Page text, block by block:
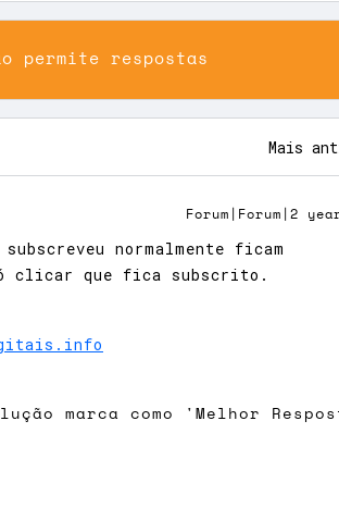
permite respostas
Mais
Forum|Forum|2
normalmente ficam
clicar que fica subscrito.
marca como 'Melhor